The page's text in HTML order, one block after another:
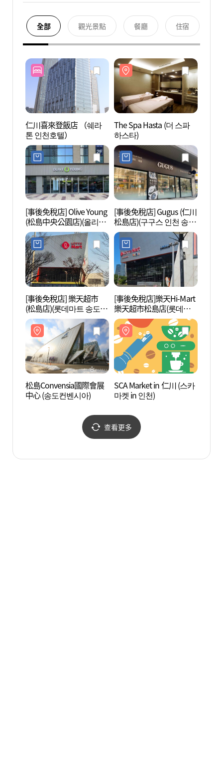
全部 觀光景點 餐廳 住宿
仁川喜來登飯店 （쉐라
톤 인천호텔）
The Spa Hasta (더 스파
하스타)
[事後免稅店] Olive Young
(松島中央公園店)(올리브
영 송도센트럴파크점)
[事後免稅店] Gugus (仁川
松島店)(구구스 인천 송도
점)
[事後免稅店] 樂天超市
(松島店)(롯데마트 송도
점)
[事後免稅店]樂天Hi-Mart
樂天超市松島店(롯데하
이마트 롯데마트 송도점)
松島Convensia國際會展
中心 (송도컨벤시아)
SCA Market in 仁川 (스카
마켓 in 인천)
查看更多